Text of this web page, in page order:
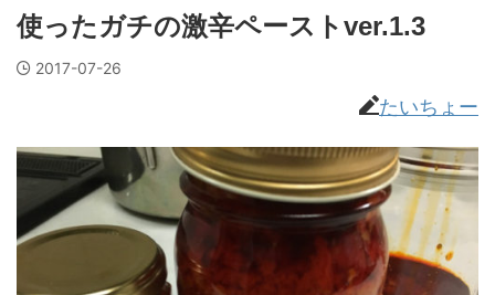
使ったガチの激辛ペーストver.1.3
2017-07-26
たいちょー